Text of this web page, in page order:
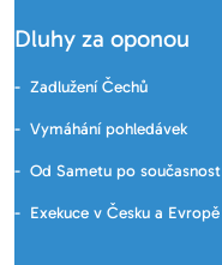
Dluhy za oponou
Zadlužení Čechů
Vymáhání pohledávek
Od Sametu po současnost
Exekuce v Česku a Evropě